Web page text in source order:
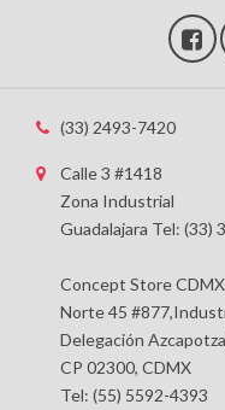
(33) 2493-7420
Calle 3 #1418
Zona Industrial
Guadalajara Tel: (33)
Concept Store
Norte 45
Delegación
CP 02300, CDMX
Tel: (55) 5592-4393